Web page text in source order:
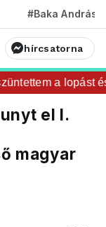
#Baka András
hírcsatorna
a lopást és
el I.
magyar